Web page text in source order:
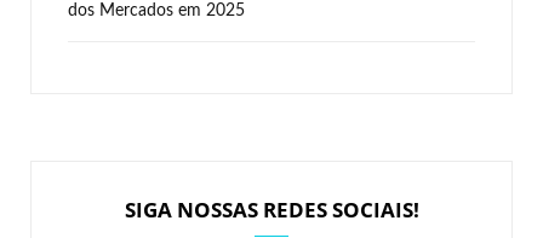
dos Mercados em 2025
SIGA NOSSAS REDES SOCIAIS!